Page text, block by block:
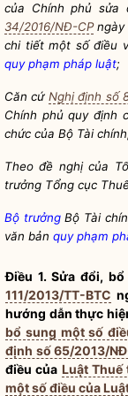
của Chính phủ sửa
34/2016/NĐ-CPngày
chi tiết một số điều
quy phạm pháp luật;
Căn cứ Nghị định số
Chính phủ quy định
chức của Bộ Tài
Theo đề nghị của
trưởng Tổng cục
Bộ trưởngBộ Tài
văn bản quy phạm
Điều 1. Sửa đổi, bổ
111/2013/TT-BTC
hướng dẫn thực
bổ sung một số
định số 65/2013/
điều của Luật Thuế
một số điều của